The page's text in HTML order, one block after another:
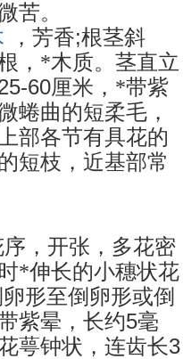
苦。
，芳香;根茎斜
，*木质。茎直立
60厘米，*带紫
蜷曲的短柔毛，
部各节有具花的
短枝，近基部常
，开张，多花密
*伸长的小穗状花
形至倒卵形或倒
紫晕，长约5毫
萼钟状，连齿长3